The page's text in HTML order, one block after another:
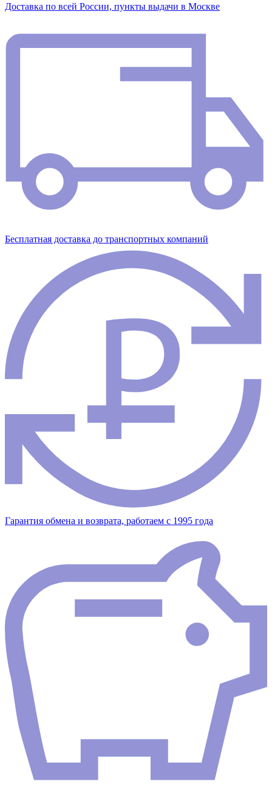
Доставка по всей России, пункты выдачи в Москве
Бесплатная доставка до транспортных компаний
Гарантия обмена и возврата, работаем с 1995 года